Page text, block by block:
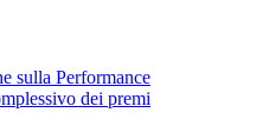
sulla Performance
dei premi